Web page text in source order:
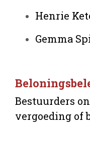
Henrie
Gemma
Bestuurders
vergoeding of